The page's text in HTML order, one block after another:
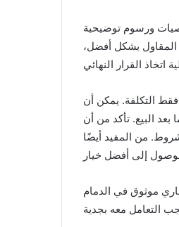
ورسوم توضيحية
بشكل أفضل،
التكلفة. يمكن أن
البيع. تأكد من أن
من المفيد أيضًا
موثوق في الدمام